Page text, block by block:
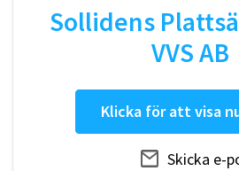
Sollidens
VVS AB
Klicka för att visa
Skicka e-